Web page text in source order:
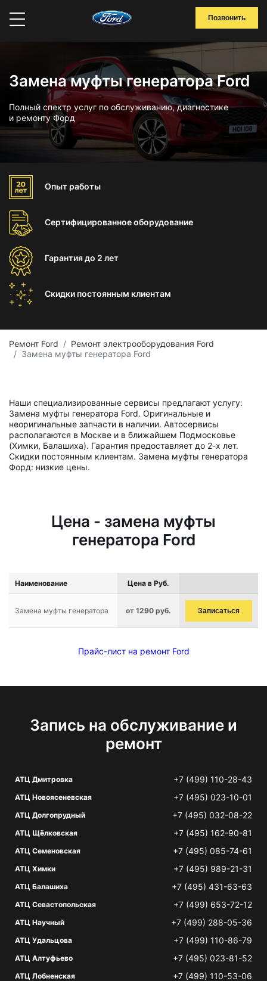
Позвонить
Замена муфты генератора Ford
Полный спектр услуг по обслуживанию, диагностике
и ремонту Форд
Опыт работы
Сертифицированноеоборудование
Гарантиядо 2 лет
Скидки постоянным клиентам
Ремонт Ford
Ремонт электрооборудования Ford
Замена муфты генератора Ford
Наши специализированные сервисы предлагают услугу:
Замена муфты генератора Ford. Оригинальные и
неоригинальные запчасти в наличии. Автосервисы
располагаются в Москве и в ближайшем Подмосковье
(Химки, Балашиха). Гарантия предоставляет до 2-х лет.
Скидки постоянным клиентам. Замена муфты генератора
Форд: низкие цены.
Цена - замена муфты
генератора Ford
Наименование Цена в Руб.
Замена муфты генератора от 1290 руб. Записаться
Прайс-лист на ремонт Ford
Запись на обслуживание и
ремонт
АТЦ Дмитровка +7 (499) 110-28-43
АТЦ Новоясеневская +7 (495) 023-10-01
АТЦ Долгопрудный +7 (495) 032-08-22
АТЦ Щёлковская +7 (495) 162-90-81
АТЦ Семеновская +7 (495) 085-74-61
АТЦ Химки +7 (495) 989-21-31
АТЦ Балашиха +7 (495) 431-63-63
АТЦ Севастопольская +7 (499) 653-72-12
АТЦ Научный +7 (499) 288-05-36
АТЦ Удальцова +7 (499) 110-86-79
АТЦ Алтуфьево +7 (495) 023-81-52
АТЦ Лобненская +7 (499) 110-53-06